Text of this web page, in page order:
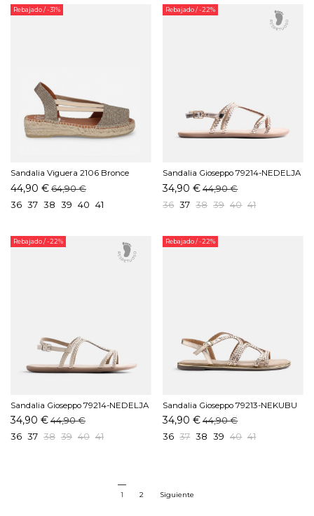
Rebajado/ -31%
Sandalia Viguera 2106 Bronce
44,90 €64,90 €
36 37 38 39 40 41
Rebajado/ -22%
Sandalia Gioseppo 79214-NEDELJA
Platino
34,90 € 44,90 €
36 37 38 39 40 41
Rebajado/ -22%
Sandalia Gioseppo 79214-NEDELJA
Blanco
34,90 €44,90 €
36 37 38 39 40 41
Rebajado/ -22%
Sandalia Gioseppo 79213-NEKUBU
Platino
34,90 € 44,90 €
36 37 38 39 40 41
1 2 Siguiente